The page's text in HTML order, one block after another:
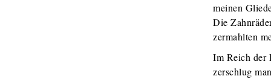
meinen
Die
zermahlten
Im Reich der
zerschlug